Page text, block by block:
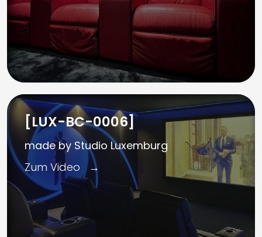
[LUX-BC-0006]
made by Studio Luxemburg
Zum Video